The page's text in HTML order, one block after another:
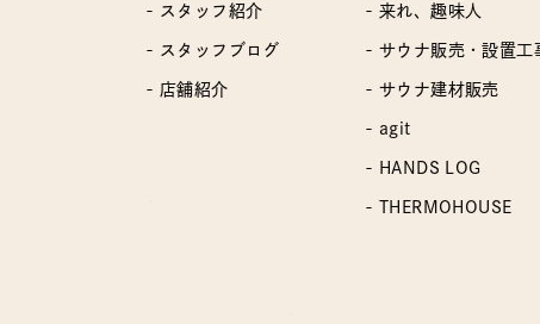
- スタッフ紹介
- スタッフブログ
- 店舗紹介
- 来れ、趣味人
- サウナ販売・設置工
- サウナ建材販売
- agit
- HANDS LOG
- THERMOHOUSE